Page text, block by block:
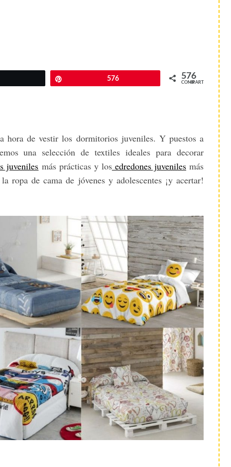
576 576
COMPARTIR
hora de vestir los dormitorios juveniles. Y puestos a
una selección de textiles ideales para decorar
juveniles más prácticas y losedredones juvenilesmás
ropa de cama de jóvenes y adolescentes ¡y acertar!